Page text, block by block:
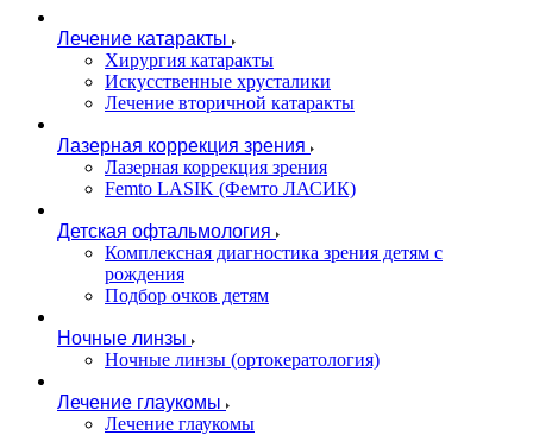
Лечение катаракты
Хирургия катаракты
Искусственные хрусталики
Лечение вторичной катаракты
Лазерная коррекция зрения
Лазерная коррекция зрения
Femto LASIK (Фемто ЛАСИК)
Детская офтальмология
Комплексная диагностика зрения детям c
рождения
Подбор очков детям
Ночные линзы
Ночные линзы (ортокератология)
Лечение глаукомы
Лечение глаукомы